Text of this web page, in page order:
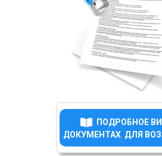
ПОДРОБНОЕ
ДОКУМЕНТАХ ДЛЯ